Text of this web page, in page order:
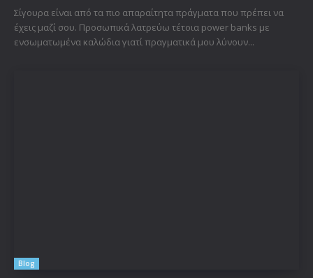
Σίγουρα είναι από τα πιο απαραίτητα πράγματα που πρέπει να
έχεις μαζί σου. Προσωπικά λατρεύω τέτοια power banks με
ενσωματωμένα καλώδια γιατί πραγματικά μου λύνουν...
Blog